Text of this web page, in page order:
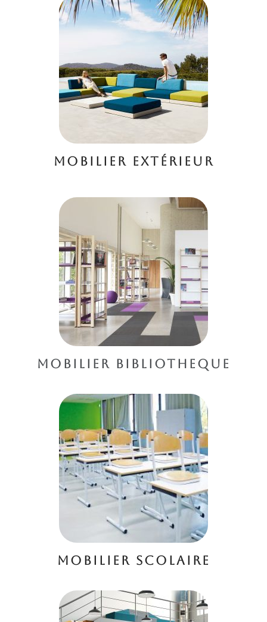
MOBILIER EXTÉRIEUR
MOBILIER BIBLIOTHEQUE
MOBILIER SCOLAIRE